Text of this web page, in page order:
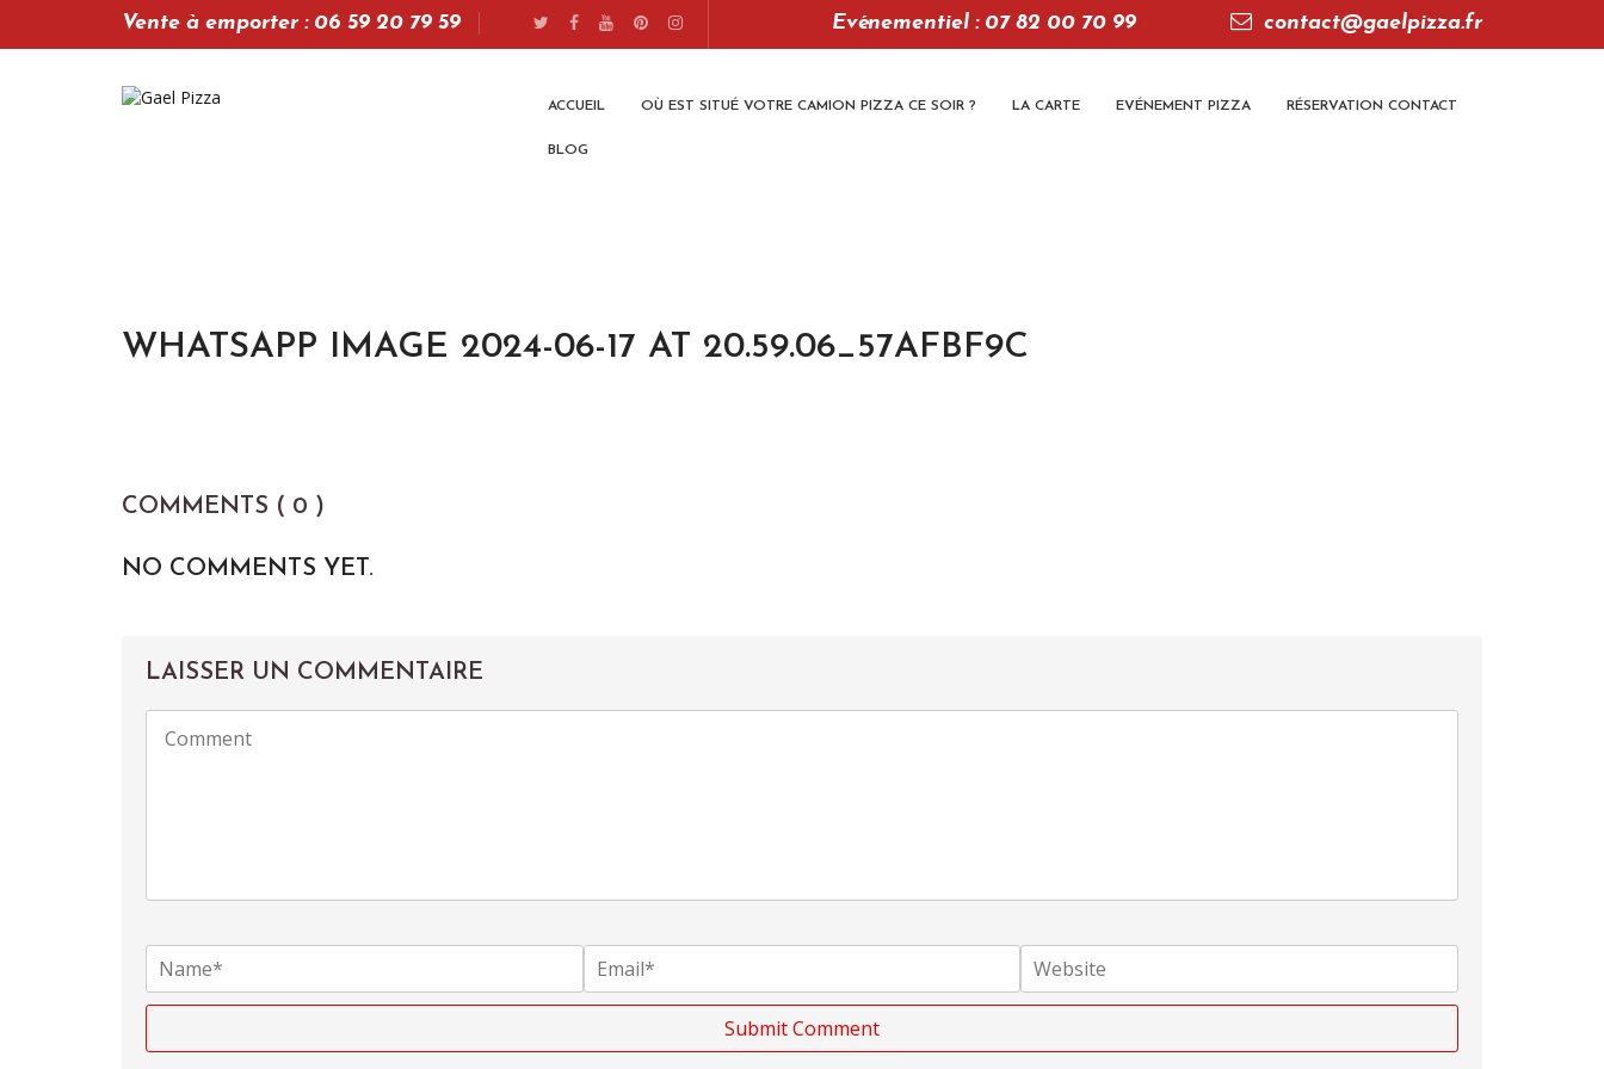
Vente à emporter : 06 59 20 79 59 Evénementiel : 07 82 00 70 99 contact@gaelpizza.fr
ACCUEIL OÙ EST SITUÉ VOTRE CAMION PIZZA CE SOIR ? LA CARTE EVÉNEMENT PIZZA RÉSERVATION CONTACT
BLOG
WHATSAPP IMAGE 2024-06-17 AT 20.59.06_57AFBF9C
COMMENTS ( 0 )
NO COMMENTS YET.
LAISSER UN COMMENTAIRE